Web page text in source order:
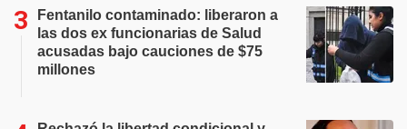
Fentanilo contaminado: liberaron a
las dos ex funcionarias de Salud
acusadas bajo cauciones de $75
millones